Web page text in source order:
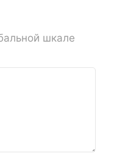
шкале